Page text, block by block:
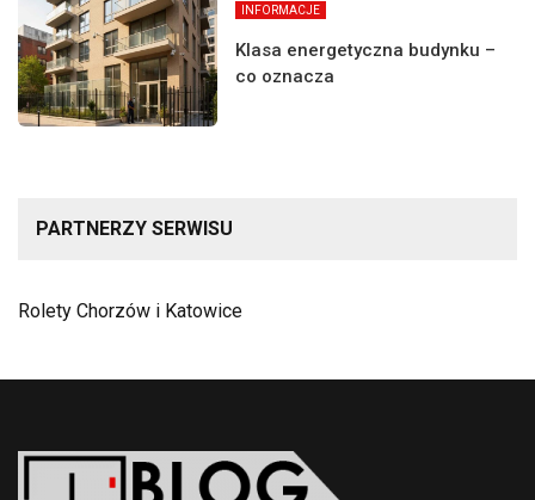
INFORMACJE
Klasa energetyczna budynku –
co oznacza
PARTNERZY SERWISU
Rolety Chorzów i Katowice